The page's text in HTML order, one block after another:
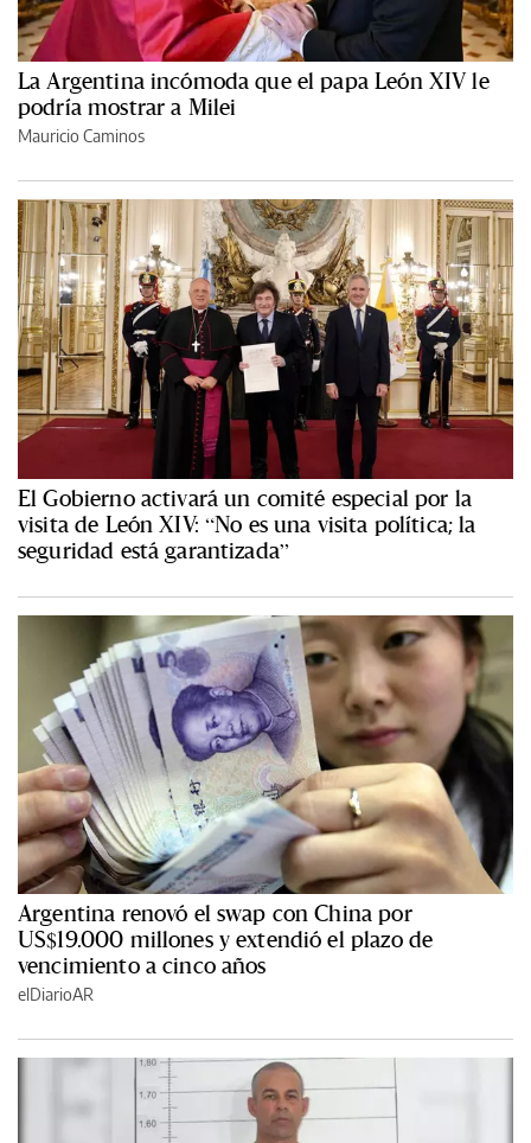
La Argentina incómoda que el papa León XIV le
podría mostrar a Milei
Mauricio Caminos
El Gobierno activará un comité especial por la
visita de León XIV: “No es una visita política; la
seguridad está garantizada”
Argentina renovó el swap con China por
US$19.000 millones y extendió el plazo de
vencimiento a cinco años
elDiarioAR